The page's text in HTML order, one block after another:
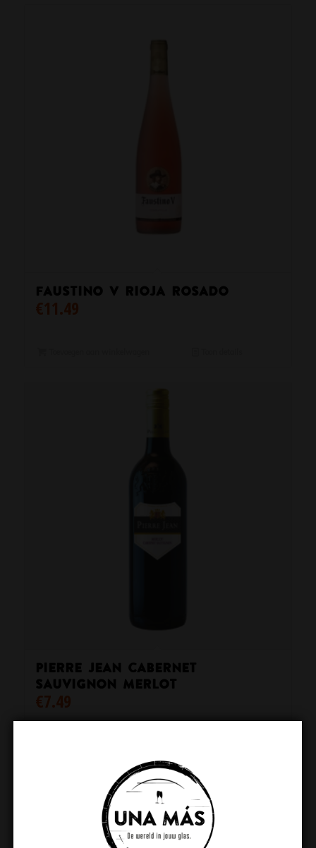
Faustino V Rioja Rosado
€11.49
Pierre Jean Cabernet
Sauvignon Merlot
€7.49